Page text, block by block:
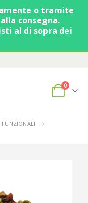
o tramite
consegna.
al di sopra dei
0
FUNZIONALI